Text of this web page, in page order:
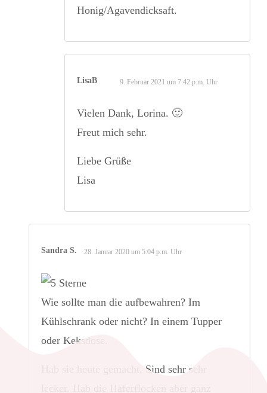
Honig/Agavendicksaft.
LisaB 9. Februar 2021 um 7:42 p.m. Uhr
Vielen Dank, Lorina. 🙂
Freut mich sehr.
Liebe Grüße
Lisa
Sandra S. 28. Januar 2020 um 5:04 p.m. Uhr
Wie sollte man die aufbewahren? Im
Kühlschrank oder nicht? In einem Tupper
oder Keksdose.
Hab sie heute gemacht. Sind sehr sehr